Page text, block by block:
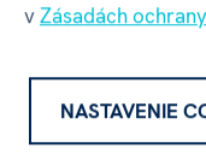
vZásadách
NASTAVENIE